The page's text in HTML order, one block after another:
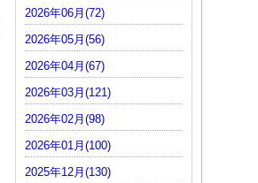
2026年06月(72)
2026年05月(56)
2026年04月(67)
2026年03月(121)
2026年02月(98)
2026年01月(100)
2025年12月(130)